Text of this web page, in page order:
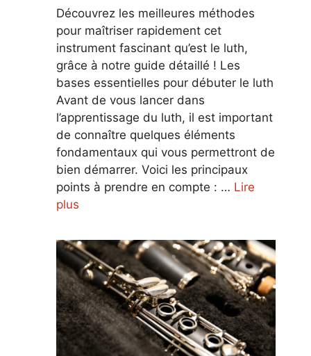
Découvrez les meilleures méthodes
pour maîtriser rapidement cet
instrument fascinant qu’est le luth,
grâce à notre guide détaillé ! Les
bases essentielles pour débuter le luth
Avant de vous lancer dans
l’apprentissage du luth, il est important
de connaître quelques éléments
fondamentaux qui vous permettront de
bien démarrer. Voici les principaux
points à prendre en compte : … Lire
plus